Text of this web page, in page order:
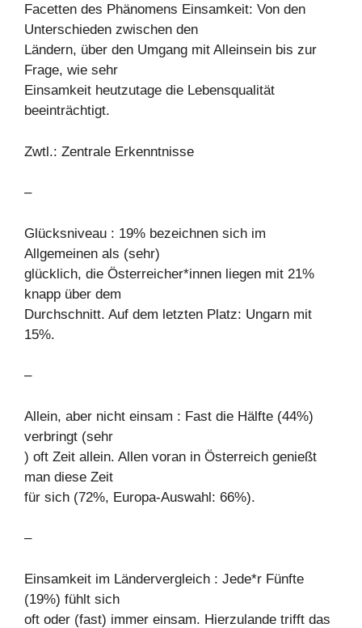
Facetten des Phänomens Einsamkeit: Von den
Unterschieden zwischen den
Ländern, über den Umgang mit Alleinsein bis zur
Frage, wie sehr
Einsamkeit heutzutage die Lebensqualität
beeinträchtigt.
Zwtl.: Zentrale Erkenntnisse
–
Glücksniveau : 19% bezeichnen sich im
Allgemeinen als (sehr)
glücklich, die Österreicher*innen liegen mit 21%
knapp über dem
Durchschnitt. Auf dem letzten Platz: Ungarn mit
15%.
–
Allein, aber nicht einsam : Fast die Hälfte (44%)
verbringt (sehr
) oft Zeit allein. Allen voran in Österreich genießt
man diese Zeit
für sich (72%, Europa-Auswahl: 66%).
–
Einsamkeit im Ländervergleich : Jede*r Fünfte
(19%) fühlt sich
oft oder (fast) immer einsam. Hierzulande trifft das